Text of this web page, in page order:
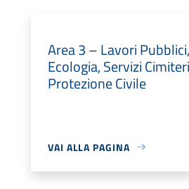
Area 3 – Lavori
Ecologia, Servizi
Protezione Civile
VAI ALLA PAGINA